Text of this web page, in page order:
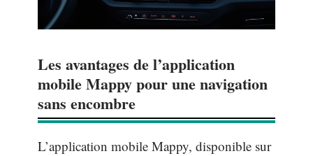
Les avantages de l’application
mobile Mappy pour une navigation
sans encombre
L’application mobile Mappy, disponible sur